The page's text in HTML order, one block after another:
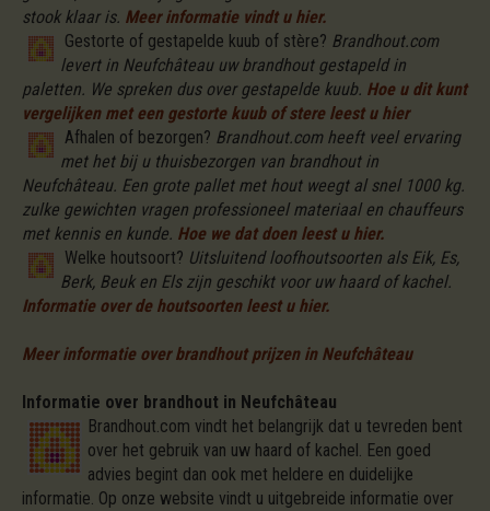
stook klaar is. Meer informatie vindt u hier.
Gestorte of gestapelde kuub of stère? Brandhout.com
levert in Neufchâteau uw brandhout gestapeld in
paletten. We spreken dus over gestapelde kuub. Hoe u dit kunt
vergelijken met een gestorte kuub of stere leest u hier
Afhalen of bezorgen? Brandhout.com heeft veel ervaring
met het bij u thuisbezorgen van brandhout in
Neufchâteau. Een grote pallet met hout weegt al snel 1000 kg.
zulke gewichten vragen professioneel materiaal en chauffeurs
met kennis en kunde. Hoe we dat doen leest u hier.
Welke houtsoort? Uitsluitend loofhoutsoorten als Eik, Es,
Berk, Beuk en Els zijn geschikt voor uw haard of kachel.
Informatie over de houtsoorten leest u hier.
Meer informatie over brandhout prijzen in Neufchâteau
Informatie over brandhout in Neufchâteau
Brandhout.com vindt het belangrijk dat u tevreden bent
over het gebruik van uw haard of kachel. Een goed
advies begint dan ook met heldere en duidelijke
informatie. Op onze website vindt u uitgebreide informatie over